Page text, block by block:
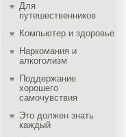
Для
путешественников
Компьютер и здоровье
Наркомания и
алкоголизм
Поддержание
хорошего
самочувствия
Это должен знать
каждый